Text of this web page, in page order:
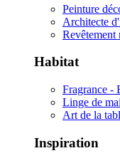
Peinture
Architecte
Revêtement
Habitat
Fragrance -
Linge de
Art de la
Inspiration